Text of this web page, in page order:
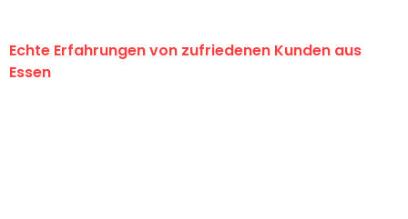
Echte Erfahrungen von zufriedenen Kunden aus
Essen